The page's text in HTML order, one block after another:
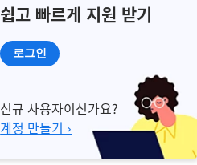
쉽고 빠르게 지원 받기
로그인
신규 사용자이신가요?
계정 만들기 ›